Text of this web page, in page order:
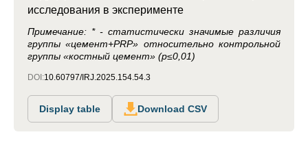
исследования в эксперименте
Примечание: * - статистически значимые различия
группы «цемент+PRP» относительно контрольной
группы «костный цемент» (p≤0,01)
DOI:10.60797/IRJ.2025.154.54.3
Display table Download CSV